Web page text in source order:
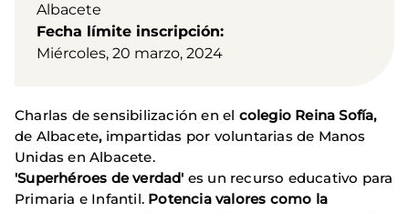
Albacete
Fecha límite inscripción
Miércoles, 20 marzo, 2024
Charlas de sensibilización en el colegio Reina Sofía,
de Albacete,impartidas por voluntarias de Manos
Unidas en Albacete.
'Superhéroes de verdad' es un recurso educativo para
Primaria e Infantil. Potencia valores como la